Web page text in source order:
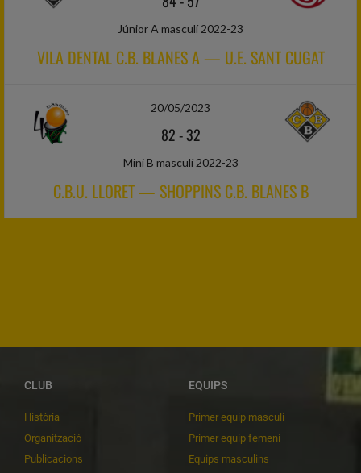
Júnior A masculí 2022-23
VILA DENTAL C.B. BLANES A — U.E. SANT CUGAT
20/05/2023
82-32
Mini B masculí 2022-23
C.B.U. LLORET — SHOPPINS C.B. BLANES B
CLUB
Història
Organització
Publicacions
EQUIPS
Primer equip masculí
Primer equip femení
Equips masculins